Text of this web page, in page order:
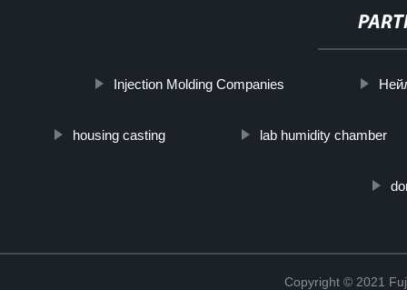
Injection Molding Companies
housing casting lab humidity chamber
Copyright © 2021